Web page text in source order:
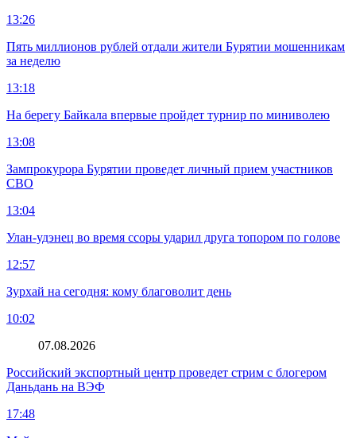
13:26
Пять миллионов рублей отдали жители Бурятии мошенникам
за неделю
13:18
На берегу Байкала впервые пройдет турнир по миниволею
13:08
Зампрокурора Бурятии проведет личный прием участников
СВО
13:04
Улан-удэнец во время ссоры ударил друга топором по голове
12:57
Зурхай на сегодня: кому благоволит день
10:02
07.08.2026
Российский экспортный центр проведет стрим с блогером
Даньдань на ВЭФ
17:48